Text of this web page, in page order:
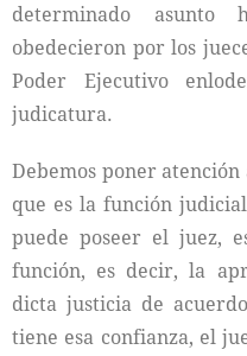
determinado asunto
obedecieron por los
Poder Ejecutivo
judicatura.
Debemos poner
que es la función
puede poseer el juez,
función, es decir, la
dicta justicia de
tiene esa confianza, el